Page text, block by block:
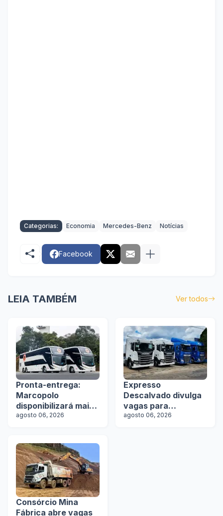
Categorias: Economia Mercedes-Benz Notícias
Facebook
LEIA TAMBÉM Ver todos
Pronta-entrega:
Marcopolo
disponibilizará mais
de 100 ônibus para
agosto 06, 2026
Expresso
Descalvado divulga
vagas para
motoristas
agosto 06, 2026
Consórcio Mina
Fábrica abre vagas